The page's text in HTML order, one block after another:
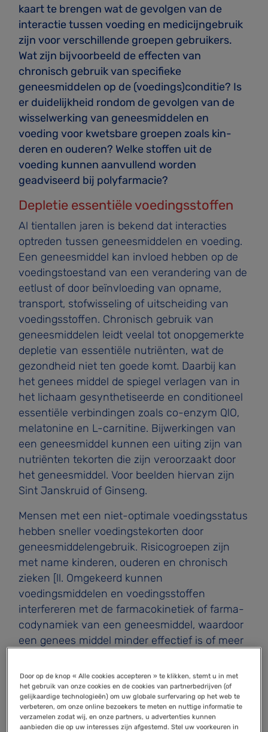
kaart te brengen wat de gevolgen van de
interactie tussen voeding en medicijngebruik
zijn voor verschillende groepen gebruikers.
Wat zijn bijvoorbeeld de effecten van
chronisch gebruik van specifieke
geneesmiddelen op de (voedings)conditie? Is
er duidelijkheid rondom de gevolgen van de
wisselwerking van geneesmiddelen en
voeding voor kwetsbare groepen zoals kin­
deren en ouderen? Welke stoffen uit de
voeding kunnen aanvullend worden
geadviseerd bij polyfarmacie?
Depletie essentiële voedingsstoffen
Al tientallen jaren is bekend dat interacties
optreden tussen geneesmiddelen en voeding.
Een geneesmiddel kan invloed hebben op de
voedingstoestand van een verandering van de
eetlust of door beïnvloeding van opname,
transport, stofwisseling of uitscheiding van
voedingsstoffen. Chronisch gebruik van
geneesmiddelen leidt veelal tot onopgemerkte
depletie van essentiële nutriënten, wat de
gezondheid niet ten goede komt. Daarbij kan
het genees­ middel de spiegel verlagen van in
het lichaam gesynthe­tiseerde en conditioneel
essentiële verbindingen zoals co-enzym QlO,
melatonine en L-carnitine. Bijwerkingen van
een geneesmiddel kunnen een uiting zijn van
nutriënten­ tekorten die zijn veroorzaakt door
het geneesmiddel. Voor­ beelden hiervan zijn
Sint Janskruid of Ginseng.
Mensen met een niet-optimale voedingsstatus
hebben sneller voedingstekorten door
geneesmiddelengebruik. Risi­cogroepen zijn
met name kinderen, ouderen en chronisch
zieken [ll. Omgekeerd kunnen
voedingsmiddelen en voe­dingsstoffen
interfereren met de farmacokinetiek of farma­
codynamiek van een geneesmiddel, waardoor
een genees­ middel minder effectief is of meer
geneesmiddel bevat meestal instructies om
het geneesmiddel bij de maaltijd in te nemen
of op de nuchtere maag. Als patiënten
voedingssupplementen, met name kruiden
Door op de knop « Alle cookies accepteren » te klikken, stemt u in met
het gebruik van onze cookies en de cookies van partnerbedrijven (of
gelijkaardige technologieën) om uw globale surfervaring op het web te
verbeteren, om onze online bezoekers te meten en nuttige informatie te
verzamelen zodat wij, en onze partners, u advertenties kunnen
aanbieden die op uw interesses zijn afgestemd. Stel uw voorkeuren in